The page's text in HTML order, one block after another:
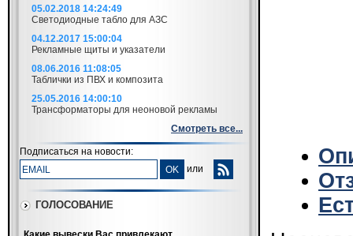
05.02.2018 14:24:49
Светодиодные табло для АЗС
04.12.2017 15:00:04
Рекламные щиты и указатели
08.06.2016 11:08:05
Таблички из ПВХ и композита
25.05.2016 14:00:10
Трансформаторы для неоновой рекламы
Смотреть все...
Подписаться на новости:
или
ГОЛОСОВАНИЕ